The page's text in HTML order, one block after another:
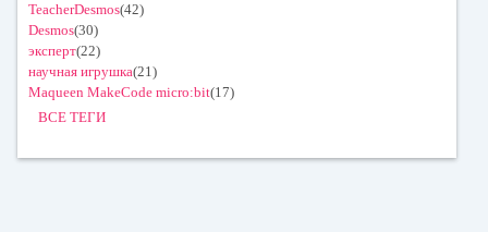
TeacherDesmos(42)
Desmos(30)
эксперт(22)
научная игрушка(21)
Maqueen MakeCode micro:bit(17)
ВСЕ ТЕГИ